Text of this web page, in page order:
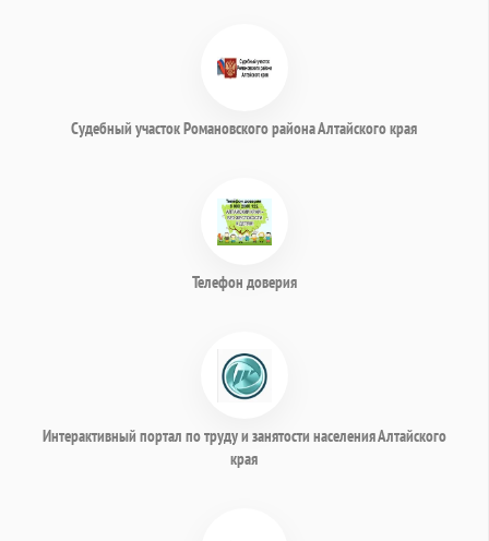
Судебный участок Романовского района Алтайского края
Телефон доверия
Интерактивный портал по труду и занятости населения Алтайского
края